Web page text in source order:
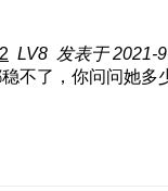
LV8 发表于 2021-
不了，你问问她多